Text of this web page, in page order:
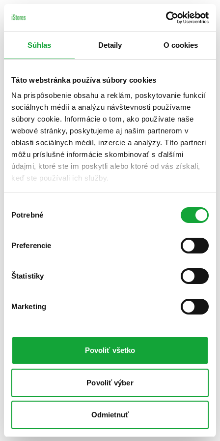
Súhlas Detaily O cookies
Táto webstránka používa súbory cookies
Na prispôsobenie obsahu a reklám, poskytovanie funkcií
sociálnych médií a analýzu návštevnosti používame
súbory cookie. Informácie o tom, ako používate naše
webové stránky, poskytujeme aj našim partnerom v
oblasti sociálnych médií, inzercie a analýzy. Títo partneri
môžu príslušné informácie skombinovať s ďalšími
údajmi, ktoré ste im poskytli alebo ktoré od vás získali,
keď ste používali ich služby.
súhlasu
Potrebné
Preferencie
Štatistiky
Marketing
Povoliť všetko
Povoliť výber
Odmietnuť